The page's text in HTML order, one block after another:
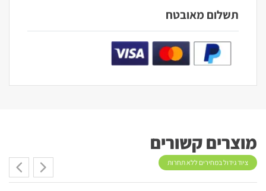
תשלום מאובטח
מוצרים קשורים
ציוד גידול במחירים ללא תחרות